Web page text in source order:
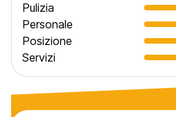
Pulizia
Personale
Posizione
Servizi